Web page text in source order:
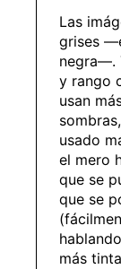
Las
grises
negra—.
y rango
usan
usado
el mero
que se
que se
más